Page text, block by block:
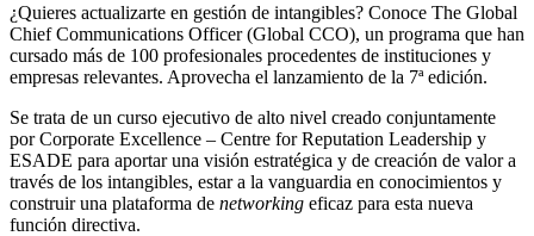
¿Quieres actualizarte en gestión de intangibles? Conoce The Global
Chief Communications Officer (Global CCO), un programa que han
cursado más de 100 profesionales procedentes de instituciones y
empresas relevantes. Aprovecha el lanzamiento de la 7ª edición.
Se trata de un curso ejecutivo de alto nivel creado conjuntamente
por Corporate Excellence – Centre for Reputation Leadership y
ESADE para aportar una visión estratégica y de creación de valor a
través de los intangibles, estar a la vanguardia en conocimientos y
construir una plataforma de networking eficaz para esta nueva
función directiva.